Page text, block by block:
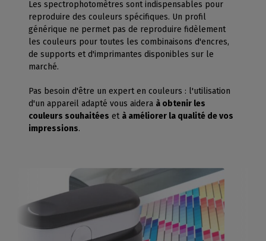
Les spectrophotomètres sont indispensables pour
reproduire des couleurs spécifiques. Un profil
générique ne permet pas de reproduire fidèlement
les couleurs pour toutes les combinaisons d'encres,
de supports et d'imprimantes disponibles sur le
marché.
Pas besoin d'être un expert en couleurs : l'utilisation
d'un appareil adapté vous aidera à obtenir les
couleurs souhaitées et à améliorer la qualité de vos
impressions.